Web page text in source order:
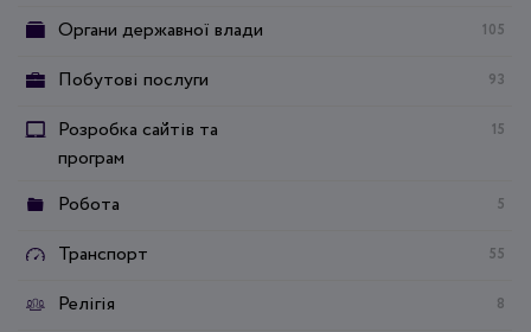
Органи державної влади 105
Побутові послуги 93
Розробка сайтів та
програм
15
Робота 5
Транспорт 55
Релігія 8